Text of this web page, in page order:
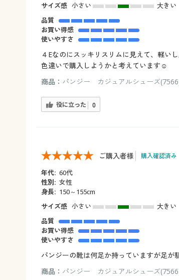
サイズ感 小さい
大きい
品質
お買い得感
使いやすさ
４Eなのにスッキリスリムに見えて、軽い
色違いで購入しようかと考えています☺️
商品： パンジー カジュアルシューズ
役に立った 0
ご購入者様 購入確認済み
年代: 60代
性別: 女性
身長: 150～155cm
サイズ感 小さい
大きい
品質
お買い得感
使いやすさ
パンジーの靴は何足か持っていますが足
商品： パンジー カジュアルシューズ